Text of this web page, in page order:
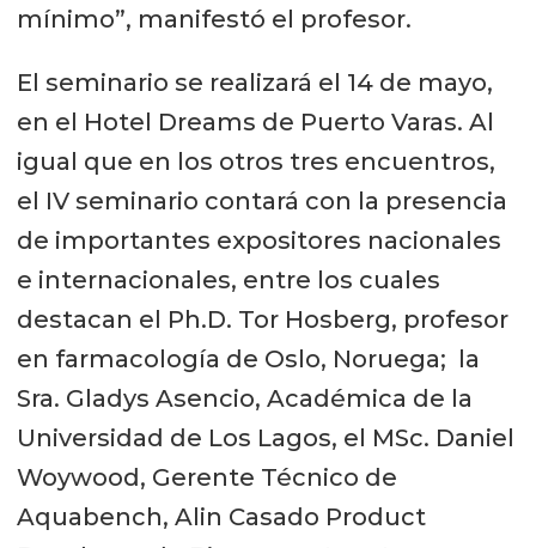
mínimo”, manifestó el profesor.
El seminario se realizará el 14 de mayo,
en el Hotel Dreams de Puerto Varas. Al
igual que en los otros tres encuentros,
el IV seminario contará con la presencia
de importantes expositores nacionales
e internacionales, entre los cuales
destacan el Ph.D. Tor Hosberg, profesor
en farmacología de Oslo, Noruega; la
Sra. Gladys Asencio, Académica de la
Universidad de Los Lagos, el MSc. Daniel
Woywood, Gerente Técnico de
Aquabench, Alin Casado Product